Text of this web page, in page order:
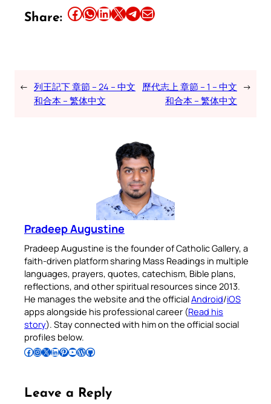
Share: Share this article on Facebook Share this article on WhatsApp Share this article on LinkedIn Share this article on X Share this article on TelegramEmail this Article
← 列王記下 章節 – 24 – 中文
和合本 – 繁体中文
歷代志上 章節 – 1 – 中文
和合本 – 繁体中文
→
Pradeep Augustine
Pradeep Augustine is the founder of Catholic Gallery, a
faith-driven platform sharing Mass Readings in multiple
languages, prayers, quotes, catechism, Bible plans,
reflections, and other spiritual resources since 2013.
He manages the website and the officialAndroid/iOS
apps alongside his professional career (Read his
story). Stay connected with him on the official social
profiles below.
Follow Pradeep on Facebook Follow Pradeep on InstagramFollow Pradeep on X Follow Pradeep on LinkedIn Follow Pradeep on Pinterest Subscribe to Pradeep’s Youtube Channel Follow Pradeep on WordPress Follow Pradeep on GitHub
Leave a Reply